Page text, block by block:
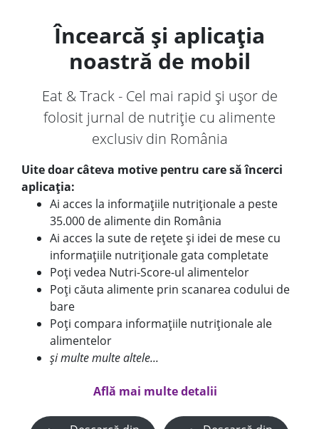
Încearcă și aplicația
noastră de mobil
Eat & Track - Cel mai rapid și ușor de
folosit jurnal de nutriție cu alimente
exclusiv din România
Uite doar câteva motive pentru care să încerci
aplicația:
Ai acces la informațiile nutriționale a peste
35.000 de alimente din România
Ai acces la sute de rețete și idei de mese cu
informațiile nutriționale gata completate
Poți vedea Nutri-Score-ul alimentelor
Poți căuta alimente prin scanarea codului de
bare
Poți compara informațiile nutriționale ale
alimentelor
și multe multe altele...
Află mai multe detalii